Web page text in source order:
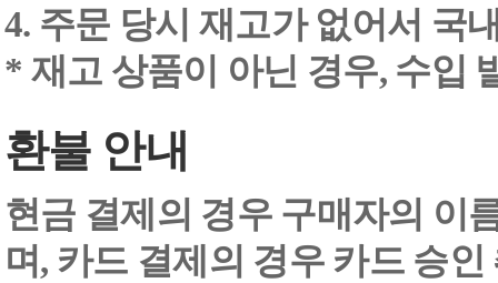
4. 주문 당시 재고가 없어서 국
* 재고 상품이 아닌 경우, 수입
환불 안내
현금 결제의 경우 구매자의 이
며, 카드 결제의 경우 카드 승